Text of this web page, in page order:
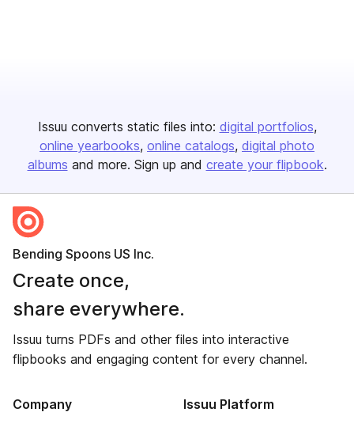
Issuu converts static files into: digital portfolios
online yearbooks online catalogs digital photo
albums and more. Sign up and create your flipbook.
Bending Spoons US Inc.
Create once,
share everywhere.
Issuu turns PDFs and other files into interactive
flipbooks and engaging content for every channel.
Company Issuu Platform